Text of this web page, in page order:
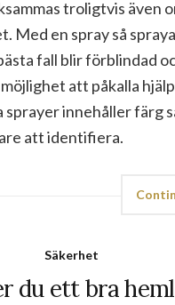
troligtvis även
Med en spray så
fall blir förblindad
att påkalla
sprayer innehåller färg
att identifiera.
Säkerhet
du ett bra